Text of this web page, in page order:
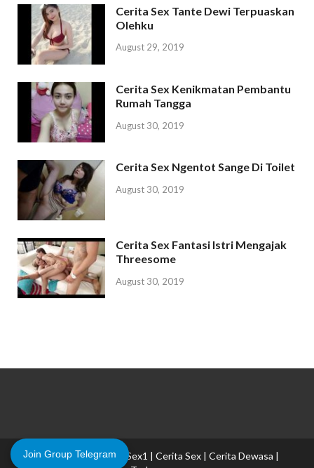
Cerita Sex Tante Dewi Terpuaskan
Olehku
August 29, 2019
Cerita Sex Kenikmatan Pembantu
Rumah Tangga
August 30, 2019
Cerita Sex Ngentot Sange Di Toilet
August 30, 2019
Cerita Sex Fantasi Istri Mengajak
Threesome
August 30, 2019
Copyright © 2026CeritaSex1 | Cerita Sex | Cerita Dewasa |
Join Group Telegram